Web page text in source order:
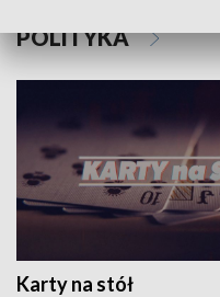
POLITYKA
Karty na stół